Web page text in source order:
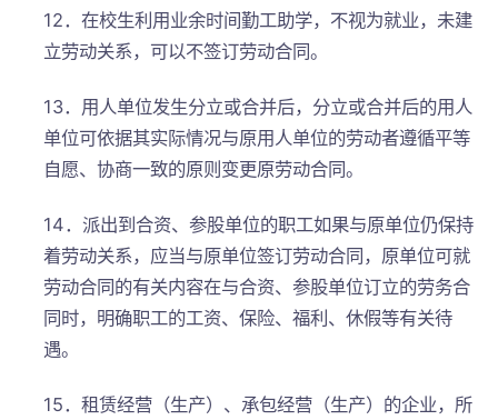
12．在校生利用业余时间勤工助学，不视为就业，未建
立劳动关系，可以不签订劳动合同。
13．用人单位发生分立或合并后，分立或合并后的用人
单位可依据其实际情况与原用人单位的劳动者遵循平等
自愿、协商一致的原则变更原劳动合同。
14．派出到合资、参股单位的职工如果与原单位仍保持
着劳动关系，应当与原单位签订劳动合同，原单位可就
劳动合同的有关内容在与合资、参股单位订立的劳务合
同时，明确职工的工资、保险、福利、休假等有关待
遇。
15．租赁经营（生产）、承包经营（生产）的企业，所